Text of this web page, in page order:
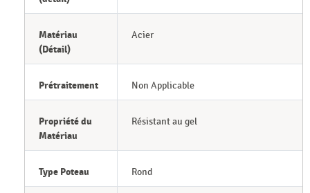
Matériau
(Détail)
Acier
Prétraitement Non Applicable
Propriété du
Matériau
Résistant au gel
Type Poteau Rond